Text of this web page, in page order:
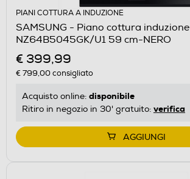
PIANI COTTURA A INDUZIONE
SAMSUNG - Piano cottura induzione
NZ64B5045GK/U1 59 cm-NERO
€ 399,99
€ 799,00consigliato
Acquisto online: disponibile
Ritiro in negozio in 30' gratuito: verifica
AGGIUNGI